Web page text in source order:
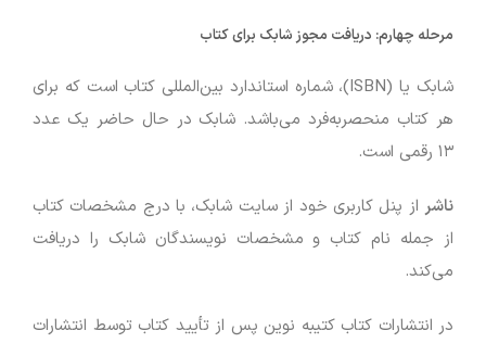
مرحله چهارم: دریافت مجوز شابک برای کتاب
شابک یا (ISBN)، شماره استاندارد بین‌المللی کتاب است که برای
هر کتاب منحصربه‌فرد می‌باشد. شابک در حال حاضر یک عدد
۱۳ رقمی است.
ناشر از پنل کاربری خود از سایت شابک، با درج مشخصات کتاب
از جمله نام کتاب و مشخصات نویسندگان شابک را دریافت
می‌کند.
در انتشارات کتاب کتیبه نوین پس از تأیید کتاب توسط انتشارات